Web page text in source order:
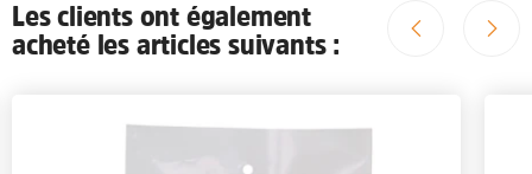
Les clients ont également
acheté les articles suivants :